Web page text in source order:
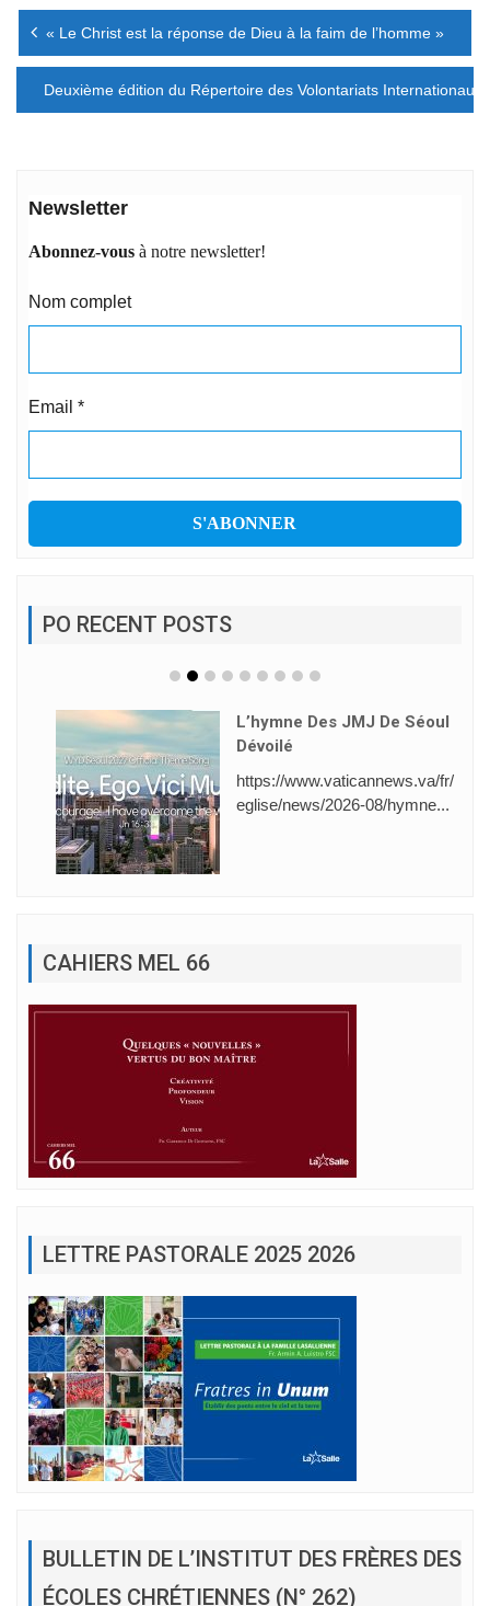
Navigation
l’article
« Le Christ est la réponse de Dieu à la faim de l’homme »
Deuxième édition du Répertoire des Volontariats Internationaux
Newsletter
Abonnez-vous à notre newsletter!
Nom complet
Email *
PO RECENT POSTS
L’hymne Des JMJ De Séoul
Dévoilé
https://www.vaticannews.va/fr/
eglise/news/2026-08/hymne...
CAHIERS MEL 66
LETTRE PASTORALE 2025 2026
BULLETIN DE L’INSTITUT DES FRÈRES DES
ÉCOLES CHRÉTIENNES (N° 262)